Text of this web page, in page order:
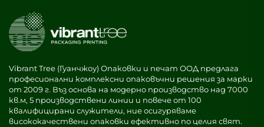
Vibrant Tree (Гуанчжоу) Опаковки и печат ООД предлага
професионални комплексни опаковъчни решения за марки
от 2009 г. Въз основа на модерно производство над 7000
кв.м, 5 производствени линии и повече от 100
квалифицирани служители, ние осигуряваме
висококачествени опаковки ефективно по целия свят.